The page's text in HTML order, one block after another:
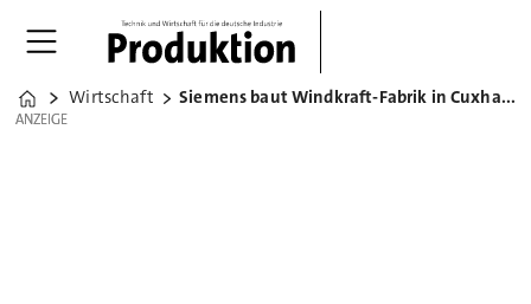
Home
Wirtschaft Siemens baut Windkraft-Fabrik in Cuxhaven
ANZEIGE
ANZEIGE